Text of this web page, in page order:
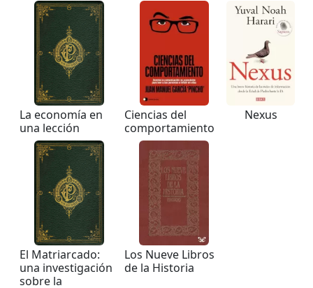
La economía en
una lección
Ciencias del
comportamiento
Nexus
El Matriarcado:
una investigación
sobre la
Los Nueve Libros
de la Historia